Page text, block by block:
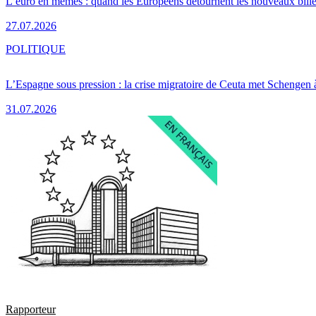
27.07.2026
L’Espagne sous pression : la crise migratoire de Ceuta met Schengen
31.07.2026
POLITIQUE
Rapporteur